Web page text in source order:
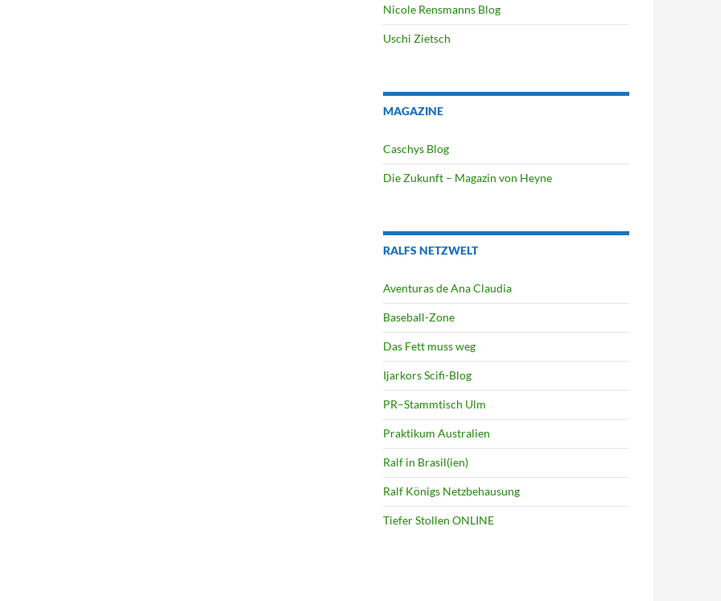
Nicole Rensmanns Blog
Uschi Zietsch
MAGAZINE
Caschys Blog
Die Zukunft – Magazin von Heyne
RALFS NETZWELT
Aventuras de Ana Claudia
Baseball-Zone
Das Fett muss weg
Ijarkors Scifi-Blog
PR–Stammtisch Ulm
Praktikum Australien
Ralf in Brasil(ien)
Ralf Königs Netzbehausung
Tiefer Stollen ONLINE